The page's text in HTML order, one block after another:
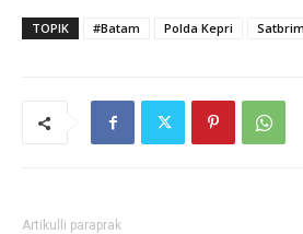
TOPIK #Batam Polda Kepri
Artikulli paraprak